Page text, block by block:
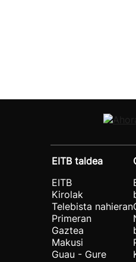
EITB taldea
EITB
Kirolak
Telebista nahieran
Primeran
Gaztea
Makusi
Guau - Gure